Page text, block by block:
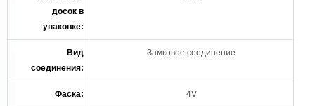
досок в
упаковке:
Вид
соединения:
Замковое соединение
Фаска: 4V